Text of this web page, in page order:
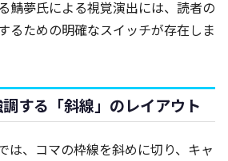
鯖夢氏による視覚演出には、読者の
るための明確なスイッチが存在しま
する「斜線」のレイアウト
は、コマの枠線を斜めに切り、キャ